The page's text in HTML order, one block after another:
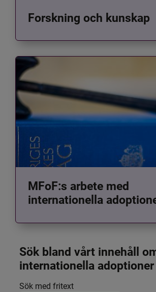
Forskning och kunskap
MFoF:s arbete med
internationella
Sök bland vårt innehåll
internationella adoptioner
Filtrera resultatet
Det här formuläret postas automatiskt
Sök med fritext